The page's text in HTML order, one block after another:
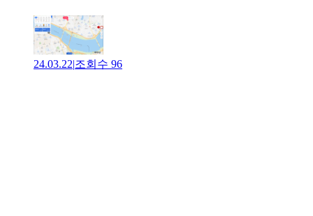
24.03.22|조회수 96